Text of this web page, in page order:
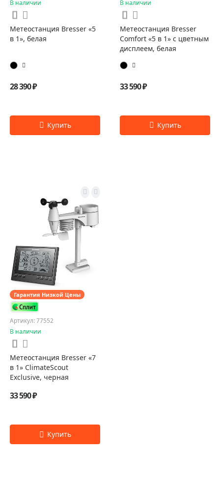
В наличии
Метеостанция Bresser «5
в 1», белая
28 390 ₽
В наличии
Метеостанция Bresser
Comfort «5 в 1» с цветным
дисплеем, белая
33 590 ₽
Гарантия Низкой Цены
Артикул: 77552
В наличии
Метеостанция Bresser «7
в 1» ClimateScout
Exclusive, черная
33 590 ₽